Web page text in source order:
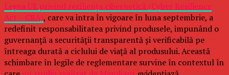
Legea UE privind reziliența cibernetică (Cyber Resilience
Act – CRA), care va intra în vigoare în luna septembrie, a
redefinit responsabilitatea privind produsele, impunând o
guvernanță a securității transparentă și verificabilă pe
întreaga durată a ciclului de viață al produsului. Această
schimbare în legile de reglementare survine în contextul în